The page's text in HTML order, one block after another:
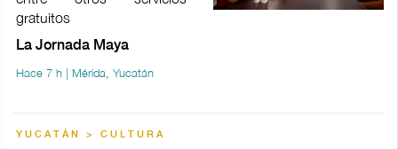
gratuitos
La Jornada Maya
Hace 7 h | Mérida, Yucatán
YUCATÁN > CULTURA